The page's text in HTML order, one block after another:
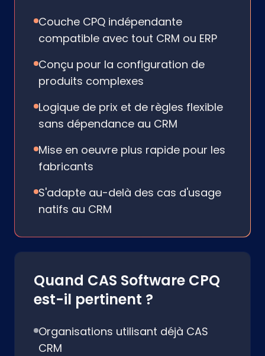
Couche CPQ indépendante
compatible avec tout CRM ou ERP
Conçu pour la configuration de
produits complexes
Logique de prix et de règles flexible
sans dépendance au CRM
Mise en oeuvre plus rapide pour les
fabricants
S'adapte au-delà des cas d'usage
natifs au CRM
Quand CAS Software CPQ
est-il pertinent ?
Organisations utilisant déjà CAS
CRM